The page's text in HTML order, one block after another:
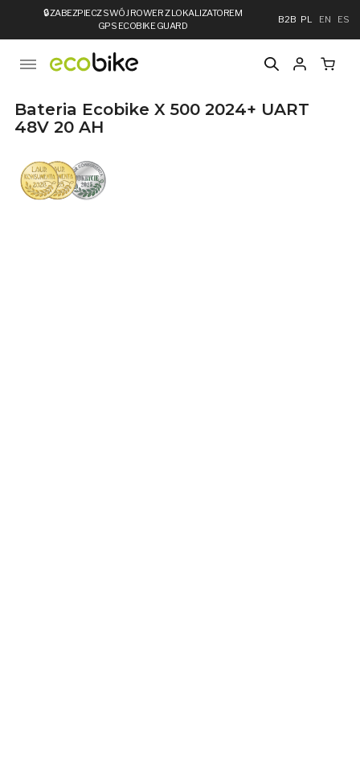
🔒ZABEZPIECZ SWÓJ ROWER Z LOKALIZATOREM
GPS ECOBIKE GUARD
B2B PL EN ES
Bateria Ecobike X 500 2024+ UART
48V 20 AH